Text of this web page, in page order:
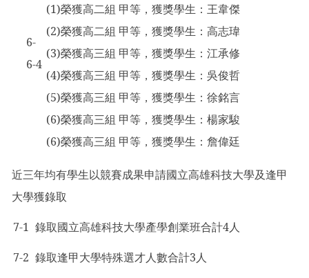
6-
6-4
(1)榮獲高二組 甲等，獲獎學生：王韋傑
(2)榮獲高二組 甲等，獲獎學生：高志瑋
(3)榮獲高三組 甲等，獲獎學生：江承修
(4)榮獲高三組 甲等，獲獎學生：吳俊哲
(5)榮獲高三組 甲等，獲獎學生：徐銘言
(6)榮獲高三組 甲等，獲獎學生：楊家駿
(6)榮獲高三組 甲等，獲獎學生：詹偉廷
近三年均有學生以競賽成果申請國立高雄科技大學及逢甲
大學獲錄取
7-1 錄取國立高雄科技大學產學創業班合計4人
7-2 錄取逢甲大學特殊選才人數合計3人